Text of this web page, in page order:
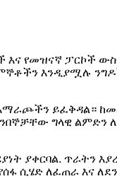
እና የመዝናኛ ፓርኮች
እንዲያሟሉ
ይፈቅዳል።
ግላዊ ልምድን
ያቀርባል. ጥራትን
ሲሄድ ለፈጠራ እና